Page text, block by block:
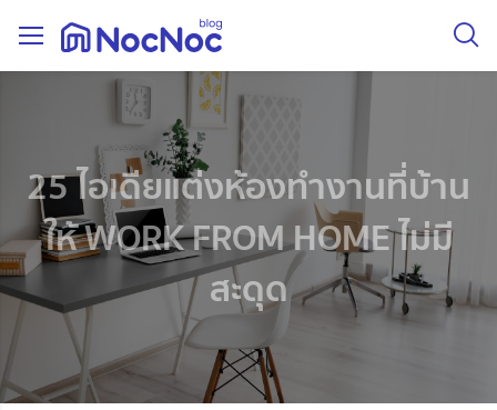
25 ไอเดียแต่งห้องทำงานที่บ้าน
ให้ WORK FROM HOME ไม่มี
สะดุด